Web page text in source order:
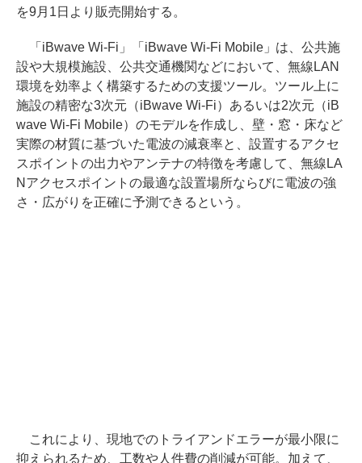
を9月1日より販売開始する。
「iBwave Wi-Fi」「iBwave Wi-Fi Mobile」は、公共施
設や大規模施設、公共交通機関などにおいて、無線LAN
環境を効率よく構築するための支援ツール。ツール上に
施設の精密な3次元（iBwave Wi-Fi）あるいは2次元（iB
wave Wi-Fi Mobile）のモデルを作成し、壁・窓・床など
実際の材質に基づいた電波の減衰率と、設置するアクセ
スポイントの出力やアンテナの特徴を考慮して、無線LA
Nアクセスポイントの最適な設置場所ならびに電波の強
さ・広がりを正確に予測できるという。
これにより、現地でのトライアンドエラーが最小限に
抑えられるため、工数や人件費の削減が可能。加えて、